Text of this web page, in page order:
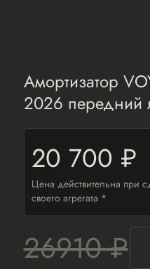
Амортизатор
2026 передний
20 700 ₽
Цена действительна при
своего агрегата *
26910 ₽